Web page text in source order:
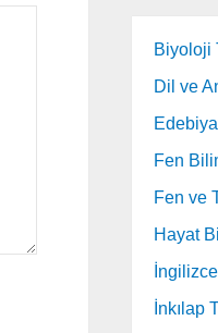
Biyoloji
Dil ve
Fen
Fen ve
Hayat
İnkılap